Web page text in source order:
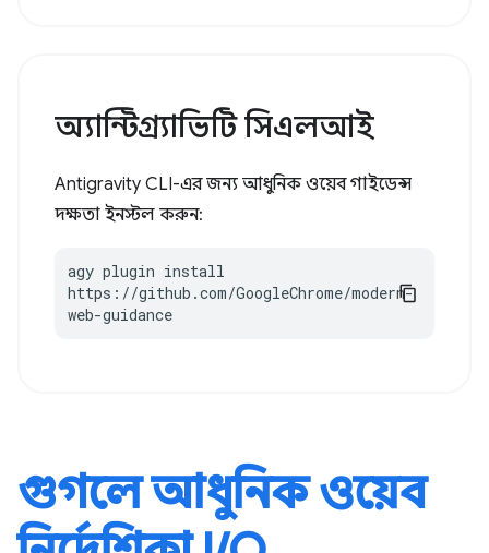
অ্যান্টিগ্র্যাভিটি সিএলআই
Antigravity CLI-এর জন্য আধুনিক ওয়েব গাইডেন্স
দক্ষতা ইনস্টল করুন:
agy plugin install
https://github.com/GoogleChrome/modern-
web-guidance
গুগলে আধুনিক ওয়েব